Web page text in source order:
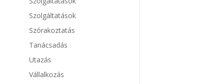
Szolgáltatások
Szórakoztatás
Tanácsadás
Utazás
Vállalkozás